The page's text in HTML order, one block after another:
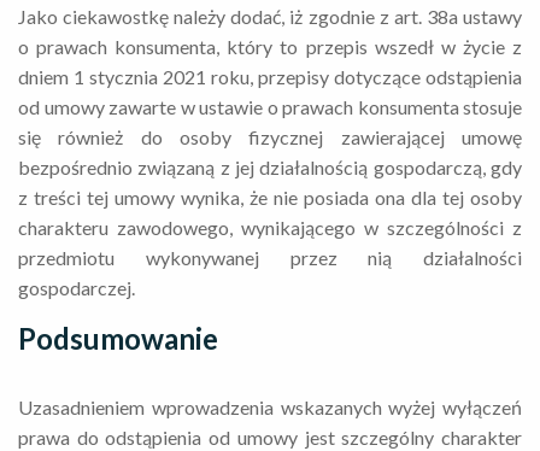
Jako ciekawostkę należy dodać, iż zgodnie z art. 38a ustawy
o prawach konsumenta, który to przepis wszedł w życie z
dniem 1 stycznia 2021 roku, przepisy dotyczące odstąpienia
od umowy zawarte w ustawie o prawach konsumenta stosuje
się również do osoby fizycznej zawierającej umowę
bezpośrednio związaną z jej działalnością gospodarczą, gdy
z treści tej umowy wynika, że nie posiada ona dla tej osoby
charakteru zawodowego, wynikającego w szczególności z
przedmiotu wykonywanej przez nią działalności
gospodarczej.
Podsumowanie
Uzasadnieniem wprowadzenia wskazanych wyżej wyłączeń
prawa do odstąpienia od umowy jest szczególny charakter